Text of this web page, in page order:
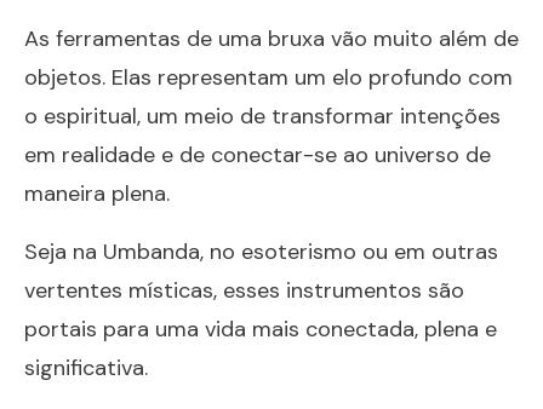
As ferramentas de uma bruxa vão muito além de
objetos. Elas representam um elo profundo com
o espiritual, um meio de transformar intenções
em realidade e de conectar-se ao universo de
maneira plena.
Seja na Umbanda, no esoterismo ou em outras
vertentes místicas, esses instrumentos são
portais para uma vida mais conectada, plena e
significativa.